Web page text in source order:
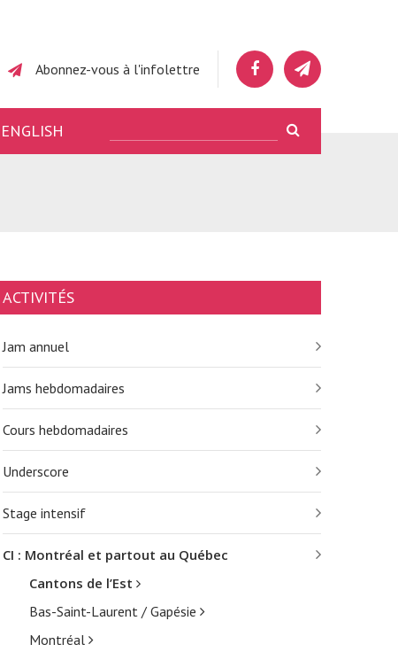
Abonnez-vous à l'infolettre
ENGLISH
ACTIVITÉS
Jam annuel
Jams hebdomadaires
Cours hebdomadaires
Underscore
Stage intensif
CI : Montréal et partout au Québec
Cantons de l’Est
Bas-Saint-Laurent / Gapésie
Montréal